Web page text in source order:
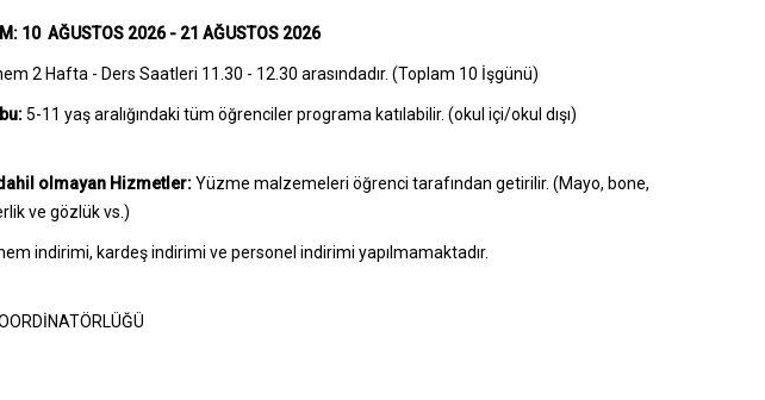
10 AĞUSTOS 2026 - 21 AĞUSTOS 2026
2 Hafta - Ders Saatleri 11.30 - 12.30 arasındadır. (Toplam 10 İşgünü)
5-11 yaş aralığındaki tüm öğrenciler programa katılabilir. (okul içi/okul dışı)
olmayan Hizmetler:Yüzme malzemeleri öğrenci tarafından getirilir. (Mayo, bone,
ve gözlük vs.)
indirimi, kardeş indirimi ve personel indirimi yapılmamaktadır.